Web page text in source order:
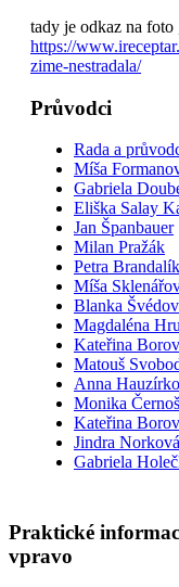
tady je odkaz na foto
https://
zime-nestradala/
Průvodci
Rada a
Míša
Gabriela
Eliška Salay
Jan Španbauer
Milan Pražák
Petra
Míša
Blanka
Magdaléna
Kateřina
Matouš
Anna
Monika
Kateřina
Jindra Norková
Gabriela
Praktické
vpravo